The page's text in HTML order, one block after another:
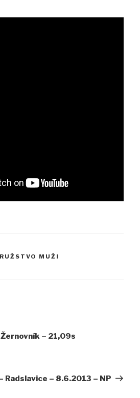
MUŽI
– 21,09s
Radslavice – 8.6.2013 – NP